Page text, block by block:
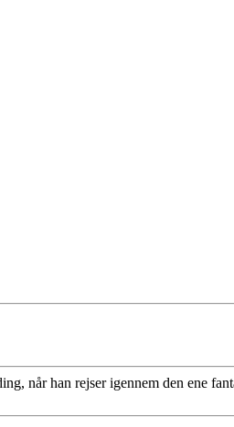
når han rejser igennem den ene